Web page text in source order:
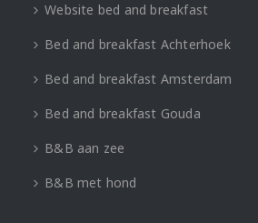
Website bed and breakfast
Bed and breakfast Achterhoek
Bed and breakfast Amsterdam
Bed and breakfast Gouda
B&B aan zee
B&B met hond